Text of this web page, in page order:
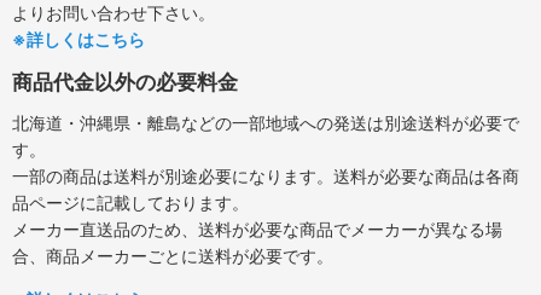
よりお問い合わせ下さい。
※詳しくはこちら
商品代金以外の必要料金
北海道・沖縄県・離島などの一部地域への発送は別途送料が必要で
す。
一部の商品は送料が別途必要になります。送料が必要な商品は各商
品ページに記載しております。
メーカー直送品のため、送料が必要な商品でメーカーが異なる場
合、商品メーカーごとに送料が必要です。